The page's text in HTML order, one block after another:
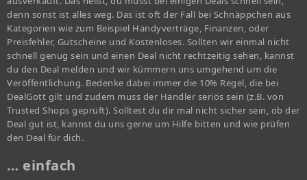
denn sonst ist alles weg. Das ist oft der Fall bei Schnäppchen aus
Kategorien wie zum Beispiel Handyverträge, Finanzen, oder
Preisfehler, Gutscheine und Kostenloses. Sollten wir einmal nicht
schnell genug sein und einen Deal nicht rechtzeitig sehen, kannst
du den Deal melden und wir kümmern uns umgehend um die
Veröffentlichung. Bedenke dabei immer die 10% Regel, die bei
DealGott gilt und zudem muss der Händler seriös sein (z.B. von
Trusted Shops geprüft). Solltest du dir mal nicht sicher sein, ob der
Deal gut ist, kannst du uns gerne um Hilfe bitten und wie prüfen
den Deal für dich.
… einfach